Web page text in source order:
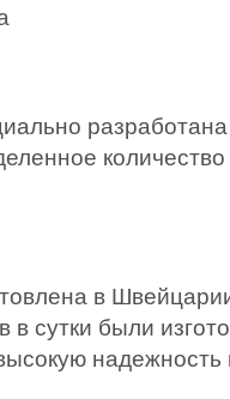
в
сутки были
надежность